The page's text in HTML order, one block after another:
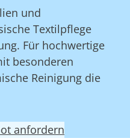
und
Textilpflege
Für hochwertige
besonderen
Reinigung die
anfordern